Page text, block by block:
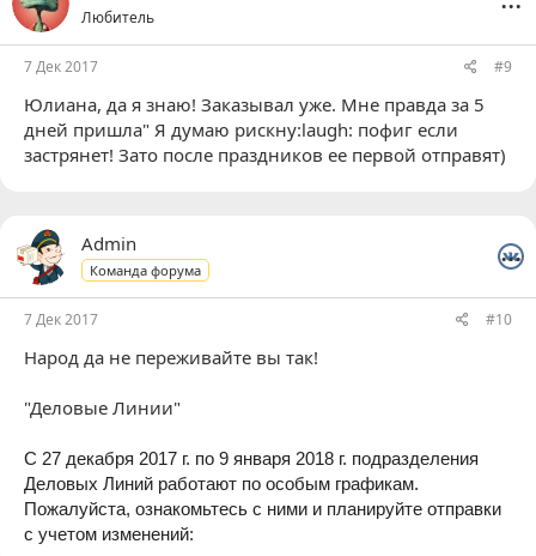
Любитель
7 Дек 2017 #9
Юлиана, да я знаю! Заказывал уже. Мне правда за 5
дней пришла" Я думаю рискну:laugh: пофиг если
застрянет! Зато после праздников ее первой отправят)
Admin
Команда форума
...
7 Дек 2017 #10
Народ да не переживайте вы так!
"Деловые Линии"
С 27 декабря 2017 г. по 9 января 2018 г. подразделения
Деловых Линий работают по особым графикам.
Пожалуйста, ознакомьтесь с ними и планируйте отправки
с учетом изменений: